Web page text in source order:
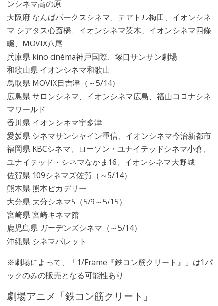
ンシネマ高の原
大阪府 なんばパークスシネマ、テアトル梅田、イオンシネ
マ シアタス心斎橋、イオンシネマ茨木、イオンシネマ四條
畷、MOVIX八尾
兵庫県 kino cinéma神戸国際、塚口サンサン劇場
和歌山県 イオンシネマ和歌山
鳥取県 MOVIX日吉津（～5/14）
広島県 サロンシネマ、イオンシネマ広島、福山コロナシネ
マワールド
香川県 イオンシネマ宇多津
愛媛県 シネマサンシャイン重信、イオンシネマ今治新都市
福岡県 KBCシネマ、ローソン・ユナイテッドシネマ小倉、
ユナイテッド・シネマなかま16、イオンシネマ大野城
佐賀県 109シネマズ佐賀（～5/14）
熊本県 熊本ピカデリー
大分県 大分シネマ5（5/9～5/15）
宮崎県 宮崎キネマ館
鹿児島県 ガーデンズシネマ（～5/14）
沖縄県 シネマパレット
※劇場によって、「1/Frame『鉄コン筋クリート』」は1パ
ックのみの販売となる可能性あり
劇場アニメ「鉄コン筋クリート」